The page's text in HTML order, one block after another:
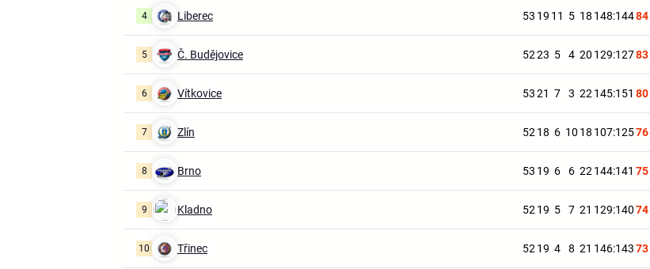
4 Liberec 53 19 11 5 18 148:14484
5 Č. Budějovice 5223 5 4 20 129:12783
6 Vítkovice 5321 7 3 22 145:151 80
7 Zlín 52 18 6 10 18 107:12576
8 Brno 53 19 6 6 22 144:141 75
9 Kladno 52 19 5 7 21 129:14074
10 Třinec 52 19 4 8 21 146:14373